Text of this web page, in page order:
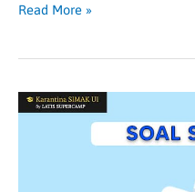
Read More »
Apa